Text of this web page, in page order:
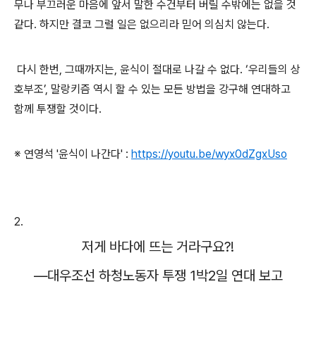
무나 부끄러운 마음에 앞서 말한 수건부터 버릴 수밖에는 없을 것
같다. 하지만 결코 그럴 일은 없으리라 믿어 의심치 않는다.
다시 한번, 그때까지는, 윤식이 절대로 나갈 수 없다. ‘우리들의 상
호부조’, 말랑키즘 역시 할 수 있는 모든 방법을 강구해 연대하고
함께 투쟁할 것이다.
※ 연영석 '윤식이 나간다' : https://youtu.be/wyx0dZgxUso
2.
저게 바다에 뜨는 거라구요?!
―대우조선 하청노동자 투쟁 1박2일 연대 보고